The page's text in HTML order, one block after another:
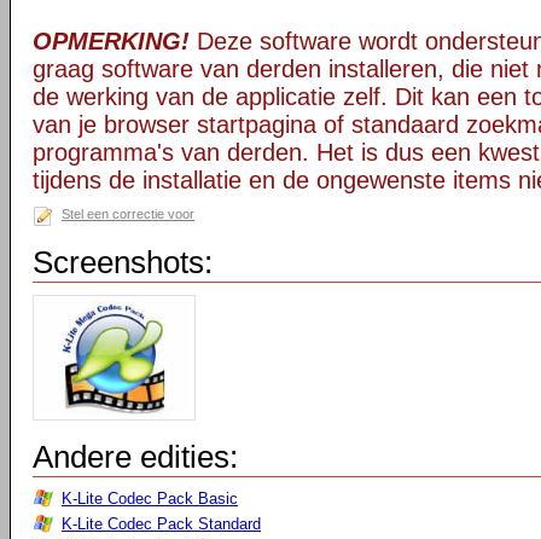
OPMERKING! Deze software wordt
graag software van derden installeren, die niet
de werking van de applicatie zelf. Dit kan een
van je browser startpagina of standaard
programma's van derden. Het is dus een
tijdens de installatie en de ongewenste items
Stel een correctie voor
Screenshots:
Andere edities:
K-Lite Codec Pack Basic
K-Lite Codec Pack Standard